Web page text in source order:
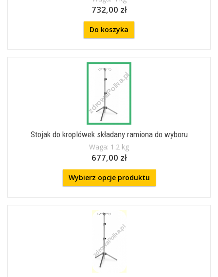
732,00 zł
Do koszyka
Stojak do kroplówek składany ramiona do wyboru
Waga: 1.2 kg
677,00 zł
Wybierz opcje produktu